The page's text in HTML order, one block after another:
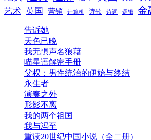
艺术 英国 营销 计算机 诗歌 诗词 逻辑 金
告诉她
天色已晚
我无惧声名狼藉
喵星语解密手册
父权：男性统治的伊始与终结
永生者
演奏之外
形影不离
我的两个祖国
我与冯至
重读20世纪中国小说（全二册）